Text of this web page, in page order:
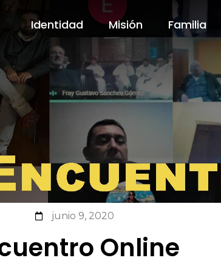
Identidad Misión Familia
Identidad Misión Familia
junio 9, 2020
Online